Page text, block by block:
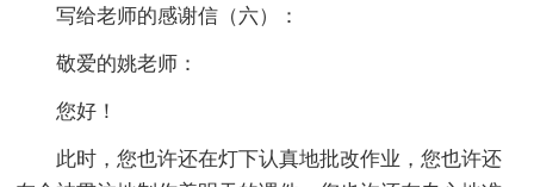
写给老师的感谢信（六）：
敬爱的姚老师：
您好！
此时，您也许还在灯下认真地批改作业，您也许还